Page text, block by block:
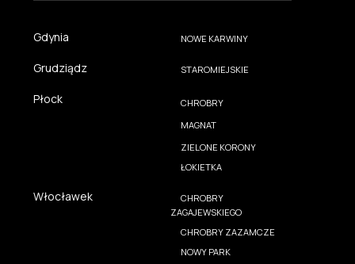
Gdynia NOWE KARWINY
Grudziądz STAROMIEJSKIE
Płock
CHROBRY
MAGNAT
ZIELONE KORONY
ŁOKIETKA
Włocławek
CHROBRY
ZAGAJEWSKIEGO
CHROBRY ZAZAMCZE
NOWY PARK